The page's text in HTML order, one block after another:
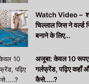
Watch Video –
चिल्लाल जिस ने वर्ल्ड
बनाने के लिए…
अजूबा: केवल 10
गर्लफ्रेंड, पढ़िए कहाँ
कैसे…..?